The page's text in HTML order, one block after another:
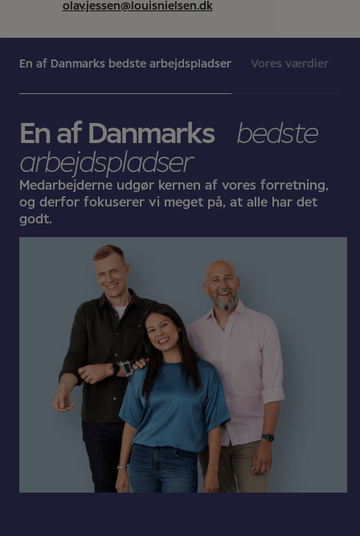
olav.jessen@louisnielsen.dk
En af Danmarks bedste arbejdspladser Vores værdier
En af Danmarks
bedste
arbejdspladser
Medarbejderne udgør kernen af vores forretning,
og derfor fokuserer vi meget på, at alle har det
godt.